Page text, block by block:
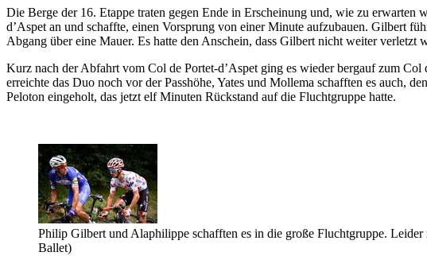
Die Berge der 16. Etappe traten gegen Ende in Erscheinung und, wie zu
d’Aspet an und schaffte, einen Vorsprung von einer Minute aufzubauen. Gilbert
Abgang über eine Mauer. Es hatte den Anschein, dass Gilbert nicht weiter
Kurz nach der Abfahrt vom Col de Portet-d’Aspet ging es wieder bergauf zum
erreichte das Duo noch vor der Passhöhe, Yates und Mollema schafften es auch,
Peloton eingeholt, das jetzt elf Minuten Rückstand auf die Fluchtgruppe hatte.
Philip Gilbert und Alaphilippe schafften es in die große Fluchtgruppe.
Ballet)